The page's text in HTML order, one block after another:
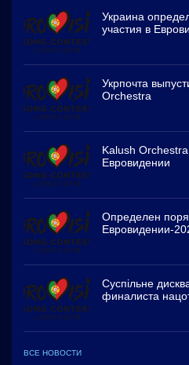
Украина
участия в
Укрпочта
Orchestra
Kalush
Евровидении
Определен
Евровидении-
Суспільне
финалиста
ВСЕ НОВОСТИ